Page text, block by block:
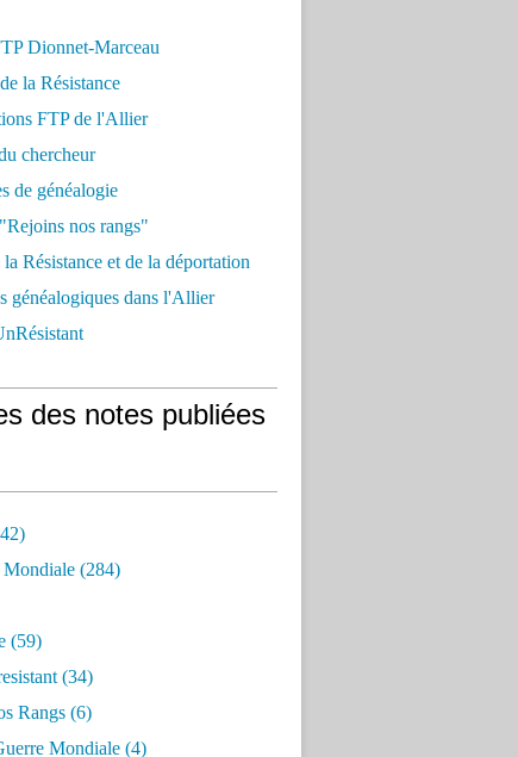
Dionnet-Marceau
la Résistance
FTP de l'Allier
chercheur
de généalogie
nos rangs"
la Résistance et de la déportation
généalogiques dans l'Allier
des notes publiées
Mondiale (284)
(59)
(34)
Rangs (6)
Mondiale (4)